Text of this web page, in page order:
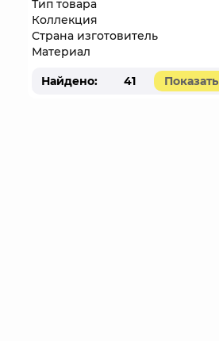
Тип товара
Коллекция
Страна изготовитель
Материал
Найдено: 41 Показать